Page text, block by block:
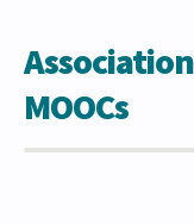
MOOCs